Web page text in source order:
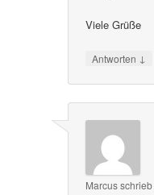
Viele Grüße
Antworten ↓
Marcusschrieb